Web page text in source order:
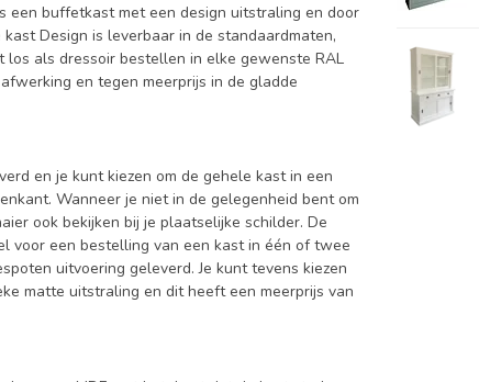
een buffetkast met een design uitstraling en door
Design is leverbaar in de standaardmaten,
los als dressoir bestellen in elke gewenste RAL
en tegen meerprijs in de gladde
en je kunt kiezen om de gehele kast in een
Wanneer je niet in de gelegenheid bent om
ook bekijken bij je plaatselijke schilder. De
voor een bestelling van een kast in één of twee
uitvoering geleverd. Je kunt tevens kiezen
matte uitstraling en dit heeft een meerprijs van